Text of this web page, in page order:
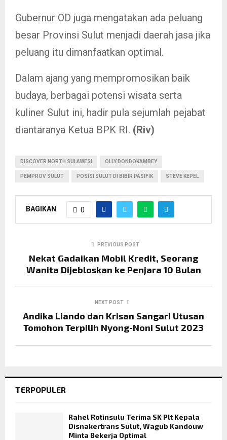
Gubernur OD juga mengatakan ada peluang
besar Provinsi Sulut menjadi daerah jasa jika
peluang itu dimanfaatkan optimal.
Dalam ajang yang mempromosikan baik
budaya, berbagai potensi wisata serta
kuliner Sulut ini, hadir pula sejumlah pejabat
diantaranya Ketua BPK RI. (Riv)
DISCOVER NORTH SULAWESI OLLY DONDOKAMBEY
PEMPROV SULUT POSISI SULUT DI BIBIR PASIFIK STEVE KEPEL
BAGIKAN 0
PREVIOUS POST
Nekat Gadaikan Mobil Kredit, Seorang
Wanita Dijebloskan ke Penjara 10 Bulan
NEXT POST
Andika Liando dan Krisan Sangari Utusan
Tomohon Terpilih Nyong-Noni Sulut 2023
TERPOPULER
Rahel Rotinsulu Terima SK Plt Kepala
Disnakertrans Sulut, Wagub Kandouw
Minta Bekerja Optimal